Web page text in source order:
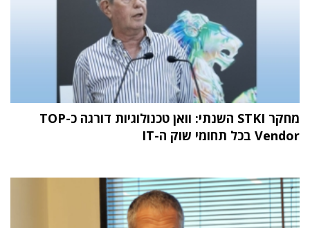
מחקר STKI השנתי: וואן טכנולוגיות דורגה כ-TOP
Vendor בכל תחומי שוק ה-IT